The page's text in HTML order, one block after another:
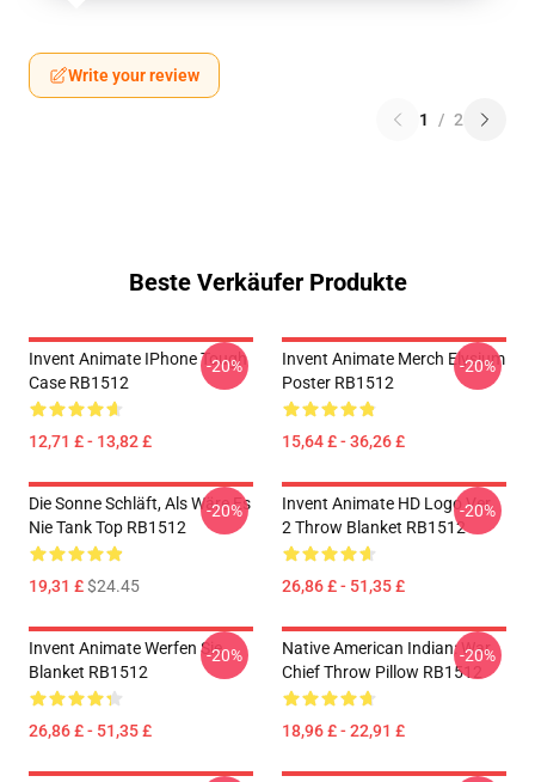
Write your review
1 / 2
Beste Verkäufer Produkte
Invent Animate IPhone Tough
Case RB1512
12,71 £ - 13,82 £
-20%
Invent Animate Merch Elysium
Poster RB1512
15,64 £ - 36,26 £
-20%
Die Sonne Schläft, Als Wäre Es
Nie Tank Top RB1512
19,31 £$24.45
-20%
Invent Animate HD Logo Ver.
2 Throw Blanket RB1512
26,86 £ - 51,35 £
-20%
Invent Animate Werfen Sie
Blanket RB1512
26,86 £ - 51,35 £
-20%
Native American Indian: War
Chief Throw Pillow RB1512
18,96 £ - 22,91 £
-20%